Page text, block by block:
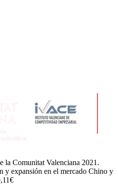
la Comunitat Valenciana 2021.
y expansión en el mercado Chino y